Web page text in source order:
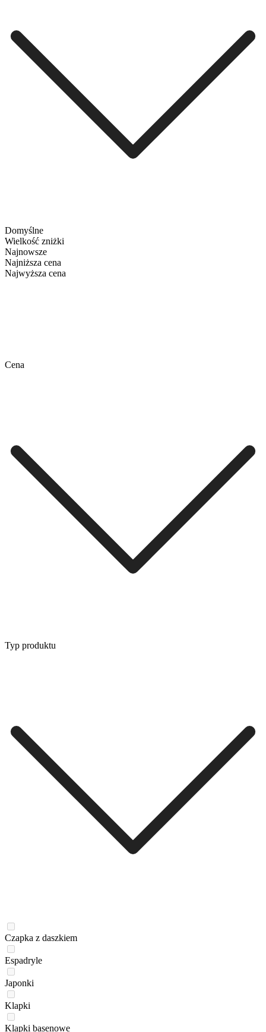
Domyślne
Wielkość zniżki
Najnowsze
Najniższa cena
Najwyższa cena
Cena
Typ produktu
Czapka z daszkiem
Espadryle
Japonki
Klapki
Klapki basenowe